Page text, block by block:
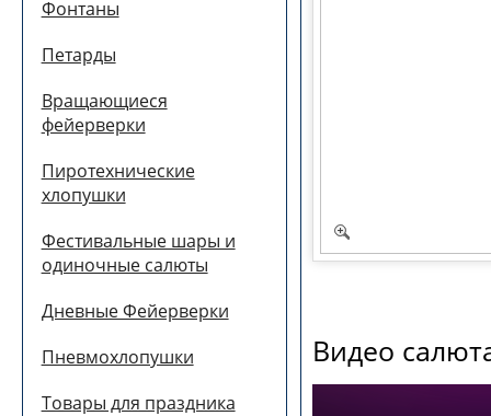
Фонтаны
Петарды
Вращающиеся
фейерверки
Пиротехнические
хлопушки
Фестивальные шары и
одиночные салюты
Дневные Фейерверки
Пневмохлопушки
Товары для праздника
Видео